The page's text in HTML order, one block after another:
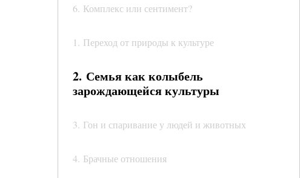
6. Комплекс или сентимент?
1. Переход от природы к культуре
2. Семья как колыбель
зарождающейся культуры
3. Гон и спаривание у людей и животных
4. Брачные отношения